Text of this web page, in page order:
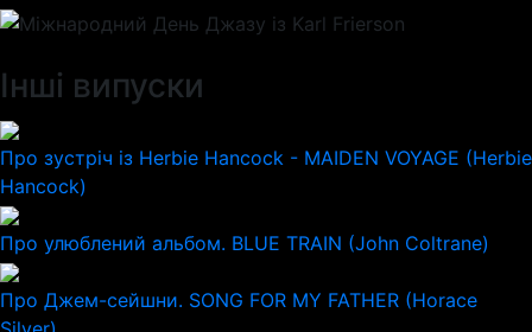
Інші випуски
Про зустріч із Herbie Hancock - MAIDEN VOYAGE (Herbie
Hancock)
Про улюблений альбом. BLUE TRAIN (John Coltrane)
Про Джем-сейшни. SONG FOR MY FATHER (Horace